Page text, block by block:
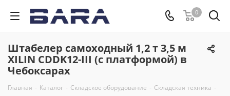
0
Штабелер самоходный 1,2 т 3,5 м
XILIN CDDK12-III (с платформой) в
Чебоксарах
Главная - Каталог - Складское оборудование - Складская техника -